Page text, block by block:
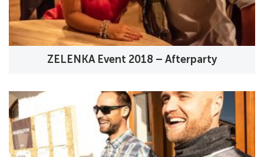
ZELENKA Event 2018 – Afterparty